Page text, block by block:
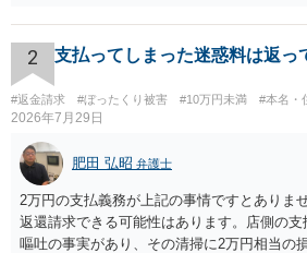
る場合があるかと思われます。
2 支払ってしまった迷惑料は返っ
#返金請求 #ぼったくり被害 #10万円未満 #本名・
2026年7月29日
肥田 弘昭 弁護士
2万円の支払義務が上記の事情ですとありま
返還請求できる可能性はあります。店側の支
嘔吐の事実があり、その清掃に2万円相当の